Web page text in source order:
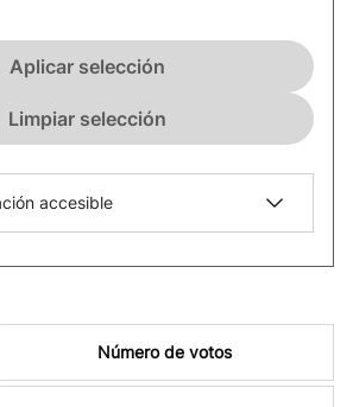
Aplicar selección
Limpiar selección
accesible
Número de votos